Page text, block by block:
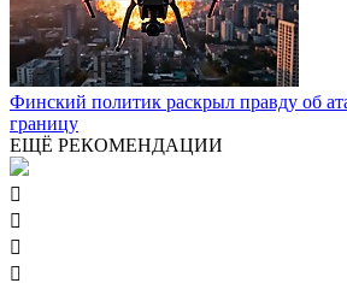
Финский политик раскрыл правду об
границу
ЕЩЁ РЕКОМЕНДАЦИИ



